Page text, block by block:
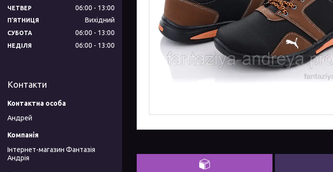
ЧЕТВЕР 06:00 13:00
ПʼЯТНИЦЯ Вихідний
СУБОТА 06:00 13:00
НЕДІЛЯ 06:00 13:00
Контакти
Андрей
Інтернет-магазин Фантазія
Андрія